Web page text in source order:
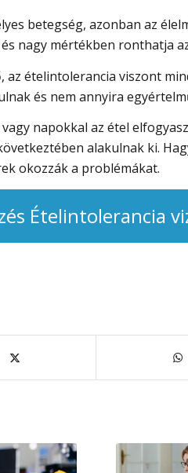
betegség, azonban az
nagy mértékben ronthatja
ételintolerancia viszont
és nem annyira
napokkal az étel
alakulnak ki.
okozzák a problémákat.
Ételintolerancia